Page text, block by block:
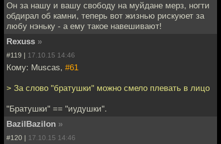
Он за нашу и вашу свободу на муйдане мерз, ногти
обдирал об камни, теперь вот жизнью рискуюет за
любу нэньку - а ему такое навешивают!
Rexuss »
#119 | 17.10.15 14:46
Кому: Muscas, #61
> За слово "братушки" можно смело плевать в лицо
"Братушки" == "иудушки".
BazilBazilon »
#120 | 17.10.15 14:46